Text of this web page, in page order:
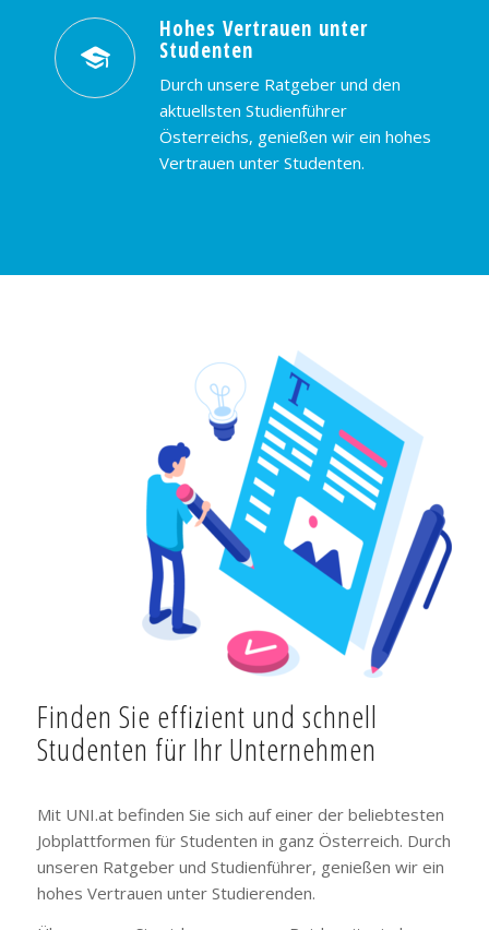
Hohes Vertrauen unter
Studenten
Durch unsere Ratgeber und den
aktuellsten Studienführer
Österreichs, genießen wir ein hohes
Vertrauen unter Studenten.
Finden Sie effizient und schnell
Studenten für Ihr Unternehmen
Mit UNI.at befinden Sie sich auf einer der beliebtesten
Jobplattformen für Studenten in ganz Österreich. Durch
unseren Ratgeber und Studienführer, genießen wir ein
hohes Vertrauen unter Studierenden.